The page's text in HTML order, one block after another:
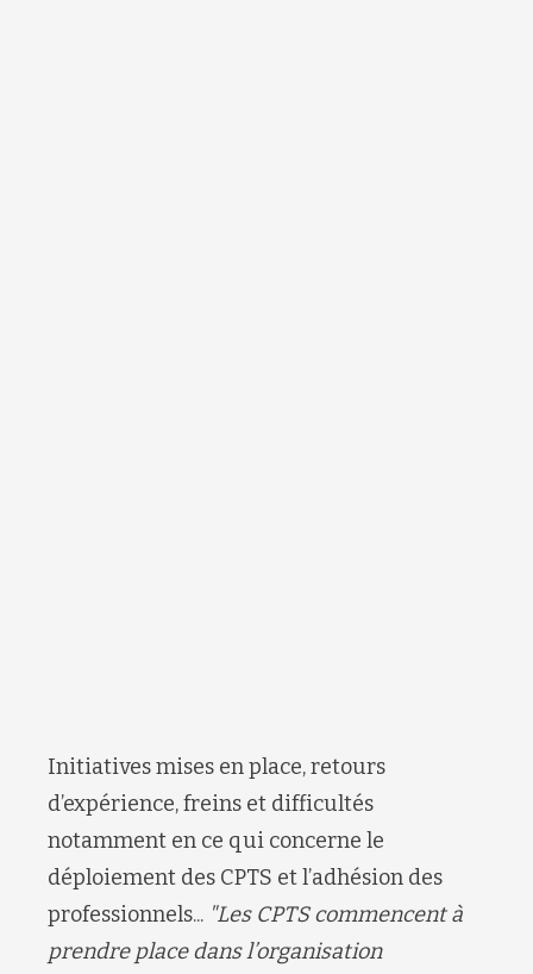
Initiatives mises en place, retours
d’expérience, freins et difficultés
notamment en ce qui concerne le
déploiement des CPTS et l’adhésion des
professionnels... "Les CPTS commencent à
prendre place dans l’organisation